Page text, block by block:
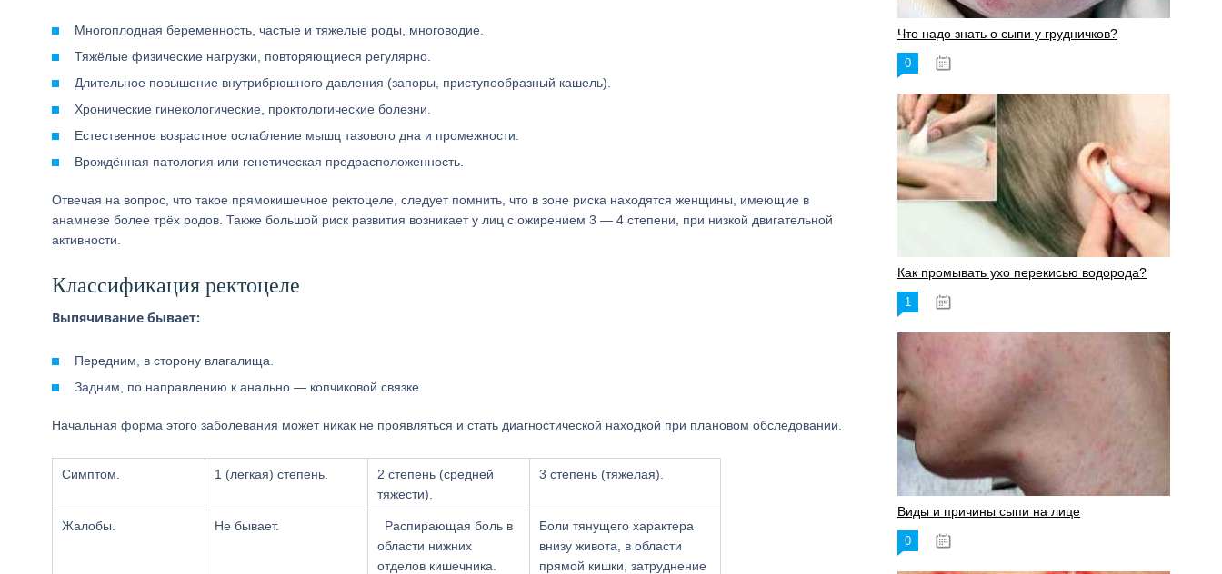
Многоплодная беременность, частые и тяжелые роды, многоводие.
Тяжёлые физические нагрузки, повторяющиеся регулярно.
Длительное повышение внутрибрюшного давления (запоры, приступообразный кашель).
Хронические гинекологические, проктологические болезни.
Естественное возрастное ослабление мышц тазового дна и промежности.
Врождённая патология или генетическая предрасположенность.
Отвечая на вопрос, что такое прямокишечное ректоцеле, следует помнить, что в зоне риска находятся женщины, имеющие в
анамнезе более трёх родов. Также большой риск развития возникает у лиц с ожирением 3 — 4 степени, при низкой двигательной
активности.
Классификация ректоцеле
Выпячивание бывает:
Передним, в сторону влагалища.
Задним, по направлению к анально — копчиковой связке.
Начальная форма этого заболевания может никак не проявляться и стать диагностической находкой при плановом обследовании.
Симптом. 1 (легкая) степень.
2 степень (средней
тяжести).
3 степень (тяжелая).
Жалобы. Не бывает.
Распирающая боль в
области нижних
отделов кишечника.
Боли тянущего характера
внизу живота, в области
прямой кишки, затруднение
Что надо знать о сыпи у грудничков?
0
Как промывать ухо перекисью водорода?
1
Виды и причины сыпи на лице
0